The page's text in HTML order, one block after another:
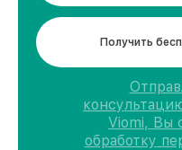
Получить
Viomi, Вы
обработку